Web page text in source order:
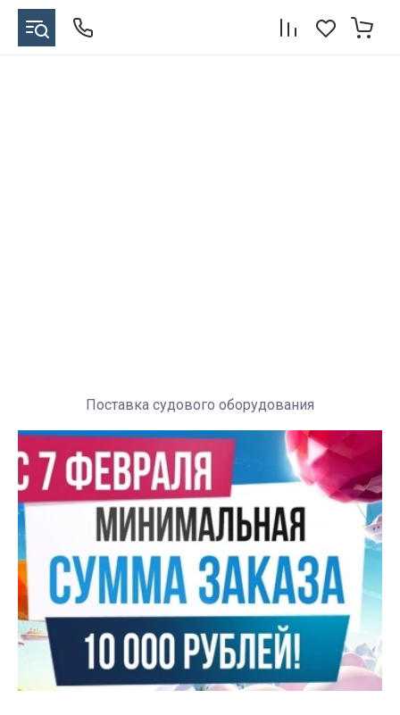
Поставка судового оборудования